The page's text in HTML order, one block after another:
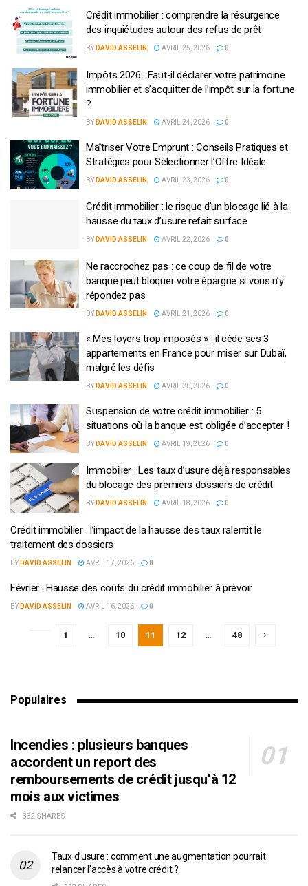
Crédit immobilier : comprendre la résurgence
des inquiétudes autour des refus de prêt
BY DAVID ASSELIN AVRIL 25, 2026 0
Impôts 2026 : Faut-il déclarer votre patrimoine
immobilier et s’acquitter de l’impôt sur la fortune
?
BY DAVID ASSELIN AVRIL 24, 2026 0
Maîtriser Votre Emprunt : Conseils Pratiques et
Stratégies pour Sélectionner l’Offre Idéale
BY DAVID ASSELIN AVRIL 23, 2026 0
Crédit immobilier : le risque d’un blocage lié à la
hausse du taux d’usure refait surface
BY DAVID ASSELIN AVRIL 22, 2026 0
Ne raccrochez pas : ce coup de fil de votre
banque peut bloquer votre épargne si vous n’y
répondez pas
BY DAVID ASSELIN AVRIL 21, 2026 0
« Mes loyers trop imposés » : il cède ses 3
appartements en France pour miser sur Dubaï,
malgré les défis
BY DAVID ASSELIN AVRIL 20, 2026 0
Suspension de votre crédit immobilier : 5
situations où la banque est obligée d’accepter !
BY DAVID ASSELIN AVRIL 19, 2026 0
Immobilier : Les taux d’usure déjà responsables
du blocage des premiers dossiers de crédit
BY DAVID ASSELIN AVRIL 18, 2026 0
Crédit immobilier : l’impact de la hausse des taux ralentit le
traitement des dossiers
BY DAVID ASSELIN AVRIL 17, 2026 0
Février : Hausse des coûts du crédit immobilier à prévoir
BY DAVID ASSELIN AVRIL 16, 2026 0
1 10 11 12 48
Populaires
Incendies : plusieurs banques
accordent un report des
remboursements de crédit jusqu’à 12
mois aux victimes
332 SHARES
Taux d’usure : comment une augmentation pourrait
relancer l’accès à votre crédit ?